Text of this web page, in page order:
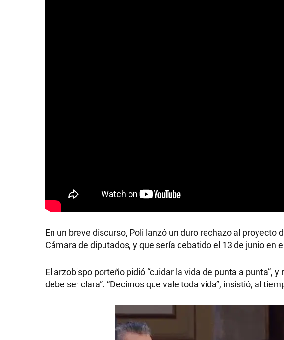
En un breve discurso, Poli lanzó un duro rechazo al
Cámara de diputados, y que sería debatido el 13 de junio en
El arzobispo porteño pidió “cuidar la vida de punta a punta”,
debe ser clara”. “Decimos que vale toda vida”, insistió, al
SHOW
POLÍTICA
ACTUALIDAD